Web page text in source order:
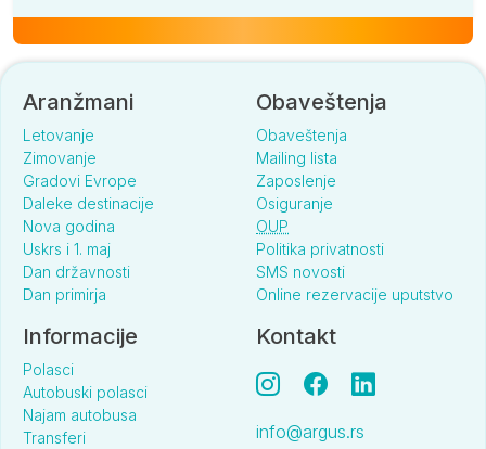
Aranžmani
Letovanje
Zimovanje
Gradovi Evrope
Daleke destinacije
Nova godina
Uskrs i 1. maj
Dan državnosti
Dan primirja
Obaveštenja
Obaveštenja
Mailing lista
Zaposlenje
Osiguranje
OUP
Politika privatnosti
SMS novosti
Online rezervacije uputstvo
Informacije
Polasci
Autobuski polasci
Najam autobusa
Transferi
Kontakt
info@argus.rs